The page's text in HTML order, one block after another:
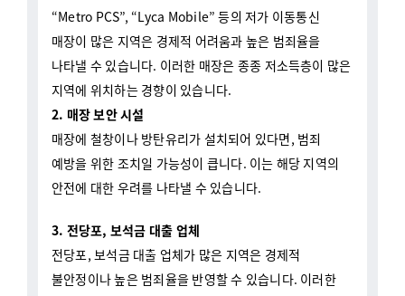
매장이 많은 지역은 경제적 어려움과 높은 범죄율을
나타낼 수 있습니다. 이러한 매장은 종종 저소득층이 많은
지역에 위치하는 경향이 있습니다.
2. 매장 보안 시설
매장에 철창이나 방탄유리가 설치되어 있다면, 범죄
예방을 위한 조치일 가능성이 큽니다. 이는 해당 지역의
안전에 대한 우려를 나타낼 수 있습니다.
전당포, 보석금 대출 업체가 많은 지역은 경제적
불안정이나 높은 범죄율을 반영할 수 있습니다. 이러한
비즈니스는 금융적 어려움을 겪는 사람들로 인해 많이